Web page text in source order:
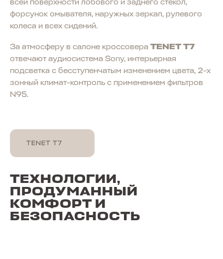
всей поверхности лобового и заднего стекол,
форсунок омывателя, наружных зеркал, рулевого
колеса и всех сидений.
За атмосферу в салоне кроссовера TENET T7
отвечают аудиосистема Sony, интерьерная
подсветка с бесступенчатым изменением цвета, 2-х
зонный климат-контроль с применением фильтров
N95.
TENET T7
ТЕХНОЛОГИИ,
ПРОДУМАННЫЙ
КОМФОРТ И
БЕЗОПАСНОСТЬ
от 2 999 000 ₽
от 2 555 000 ₽